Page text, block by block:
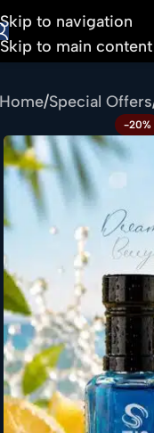
Skip to navigation
Skip to main content
Home Special Offers
-20%